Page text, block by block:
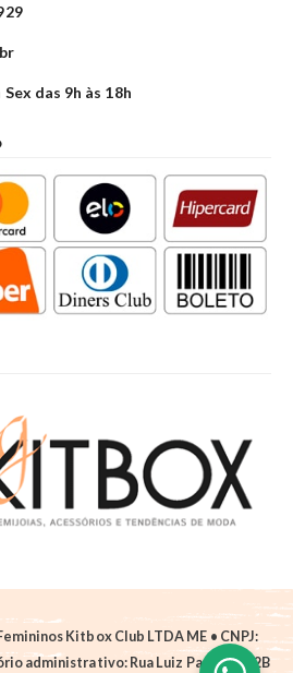
das 9h às 18h
Kitbox Club LTDA ME • CNPJ:
administrativo: Rua Luiz Pantano, 62B